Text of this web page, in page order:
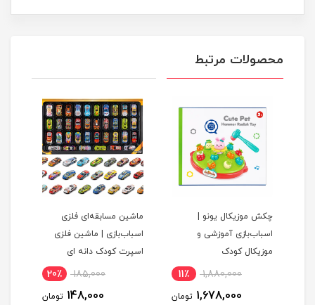
محصولات مرتبط
چکش موزیکال یونو |
اسباب‌بازی آموزشی و
موزیکال کودک
1,880,000 11٪
1,678,000 تومان
ماشین مسابقه‌ای فلزی
اسباب‌بازی | ماشین فلزی
اسپرت کودک دانه ای
185,000 20٪
148,000 تومان